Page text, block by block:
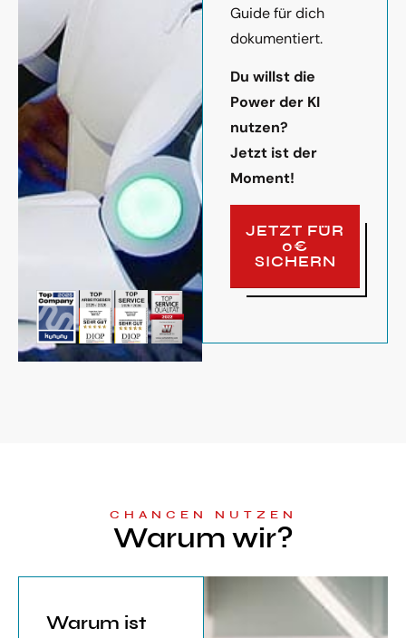
Guide für dich
dokumentiert.
Du willst die
Power der KI
nutzen?
Jetzt ist der
Moment!
JETZT FÜR
0€
SICHERN
CHANCEN NUTZEN
Warum wir?
Warum ist